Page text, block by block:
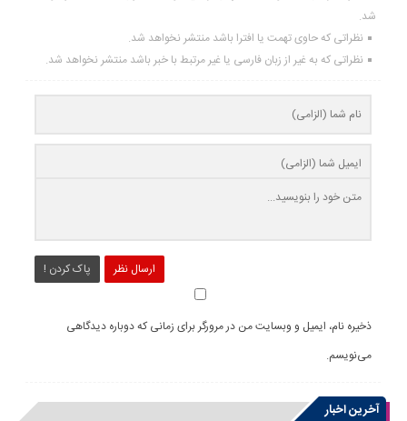
شد.
نظراتی که حاوی تهمت یا افترا باشد منتشر نخواهد شد.
نظراتی که به غیر از زبان فارسی یا غیر مرتبط با خبر باشد منتشر نخواهد شد.
ارسال نظر پاک کردن !
ذخیره نام، ایمیل و وبسایت من در مرورگر برای زمانی که دوباره دیدگاهی
می‌نویسم.
آخرین اخبار